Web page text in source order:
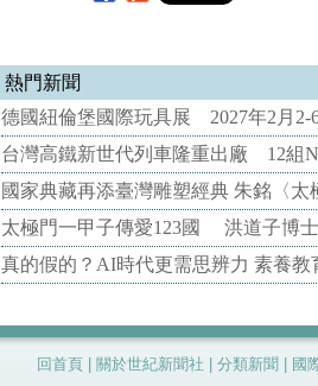
熱門新聞
德國紐倫堡國際玩具展 2027年2月2-
台灣高鐵新世代列車隆重出廠 12組
國家典藏再添臺灣雕塑經典 朱銘〈
太極門一甲子傳愛123國 洪道子博
真的假的？AI時代更需思辨力 素養
回首頁 關於世紀新聞社 分類新聞 國